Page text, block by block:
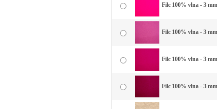
Filc 100% vlna - 3
Filc 100% vlna - 3
Filc 100% vlna - 3
Filc 100% vlna - 3